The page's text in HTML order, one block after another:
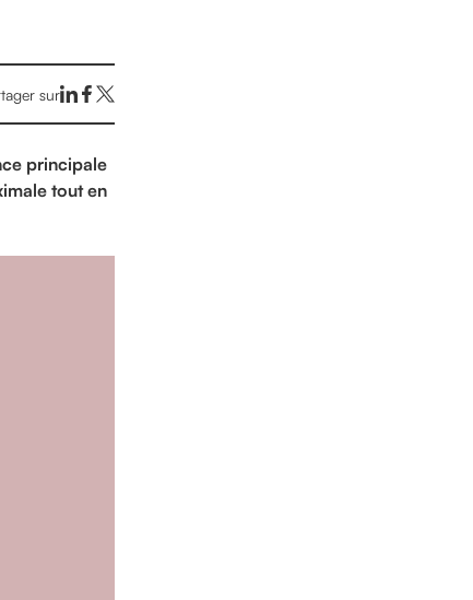
sur
principale
tout en